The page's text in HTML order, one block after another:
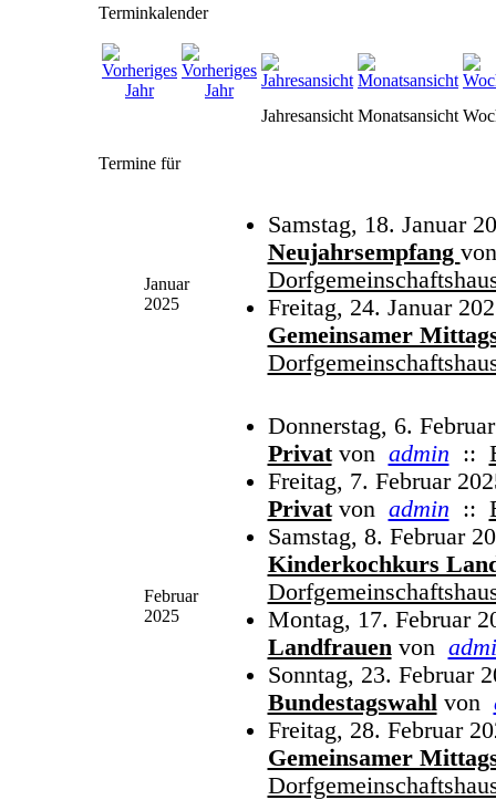
Terminkalender
Jahresansicht Monatsansicht
Termine für
Januar
2025
Samstag, 18. Januar
Neujahrsempfang
Freitag, 24. Januar
Gemeinsamer
Februar
2025
Donnerstag, 6.
Privatvon admin ::
Freitag, 7. Februar
Privatvon admin ::
Samstag, 8. Februar
Kinderkochkurs
Montag, 17. Februar
Landfrauenvon
Sonntag, 23. Februar
Bundestagswahlvon
Freitag, 28. Februar
Gemeinsamer